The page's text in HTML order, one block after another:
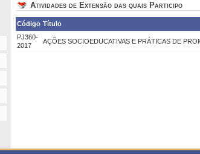
Atividades de Extensão das quais Participo
Código Título
PJ360-
2017
AÇÕES SOCIOEDUCATIVAS E PRÁTICAS DE